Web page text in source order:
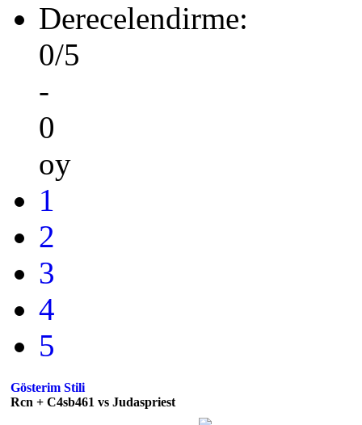
Derecelendirme:
0/5
-
0
oy
1
2
3
4
5
Gösterim Stili
Rcn + C4sb461 vs Judaspriest